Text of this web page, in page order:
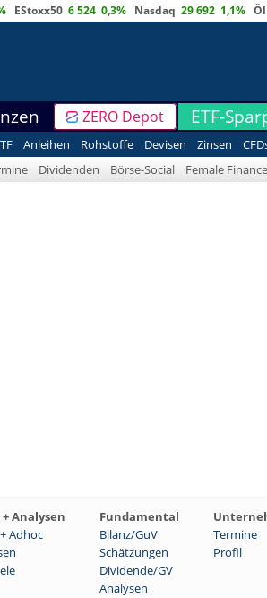
EStoxx50 6 524 0,3% Nasdaq 29 692 1,1% Öl
ZERO Depot ETF-
Anleihen Rohstoffe Devisen Zinsen
Dividenden Börse-Social Female Finance
Analysen Fundamental
Adhoc Bilanz/GuV Termine
Schätzungen Profil
Dividende/GV
Analysen